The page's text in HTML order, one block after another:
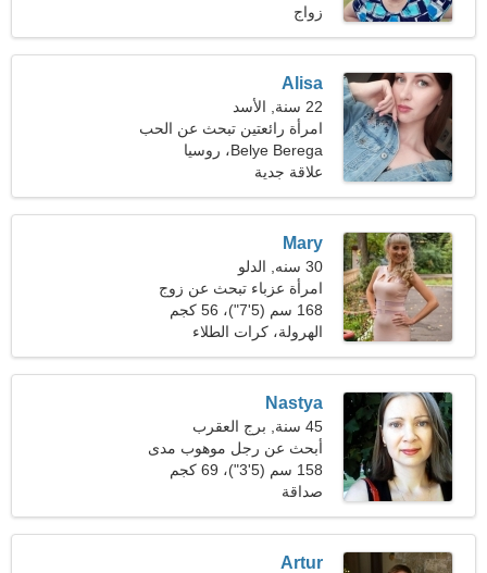
زواج
Alisa
22 سنة, الأسد
امرأة رائعتين تبحث عن الحب
الحقيقي
Belye Berega، روسيا
علاقة جدية
Mary
30 سنه, الدلو
امرأة عزباء تبحث عن زوج
31-41
168 سم (5'7")، 56 كجم
(123 رطلا)
الهرولة، كرات الطلاء
Nastya
45 سنة, برج العقرب
أبحث عن رجل موهوب مدى
الحياة
158 سم (5'3")، 69 كجم
(152 رطلا)
صداقة
Artur